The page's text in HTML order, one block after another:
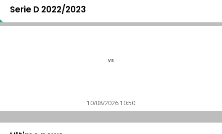
Serie D 2022/2023
vs
10/08/2026 10:50